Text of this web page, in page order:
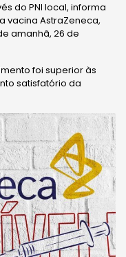
do PNI local, informa
vacina AstraZeneca,
amanhã, 26 de
foi superior às
satisfatório da